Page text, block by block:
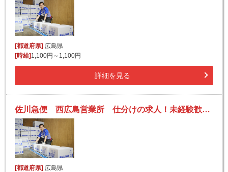
[都道府県]広島県
[時給]1,100円～1,100円
詳細を見る
佐川急便 西広島営業所 仕分けの求人！未経験歓迎！先輩たちがサポートします♪
[都道府県]広島県